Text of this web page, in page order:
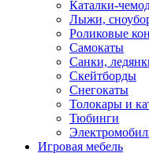
Каталки-
Лыжи,
Роликовые
Самокаты
Санки,
Скейтборды
Снегокаты
Толокары и
Тюбинги
Игровая мебель